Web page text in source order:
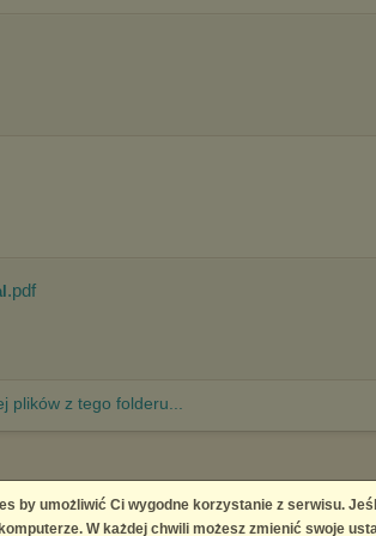
.pdf
plików z tego folderu...
infringement
by umożliwić Ci wygodne korzystanie z serwisu.
W każdej chwili możesz zmienić swoje